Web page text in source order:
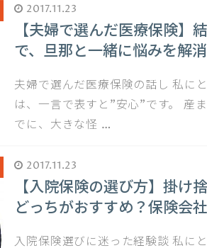
2017.11.23
【夫婦で選んだ医療保険】
で、旦那と一緒に悩みを解消
夫婦で選んだ医療保険の話し 私に
は、一言で表すと"安心"です。 産
でに、大きな怪 …
2017.11.23
【入院保険の選び方】掛け
どっちがおすすめ？保険会社
入院保険選びに迷った経験談 私にと